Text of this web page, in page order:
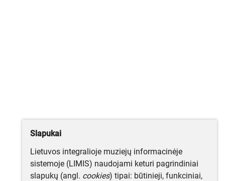
Slapukai
Lietuvos integralioje muziejų informacinėje
sistemoje (LIMIS) naudojami keturi pagrindiniai
slapukų (angl. cookies) tipai: būtinieji, funkciniai,